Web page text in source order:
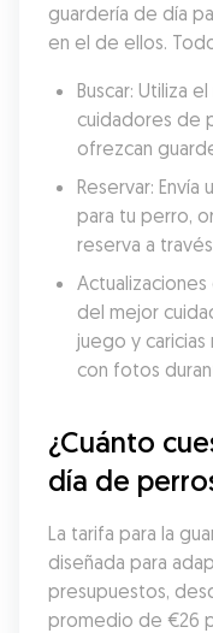
guardería de día
en el de ellos.
Buscar: Utiliza
cuidadores de
ofrezcan
Reservar:
para tu perro,
reserva a
del mejor
juego y
con fotos
¿Cuánto
día de
La tarifa para la
diseñada para
presupuestos,
promedio de €26